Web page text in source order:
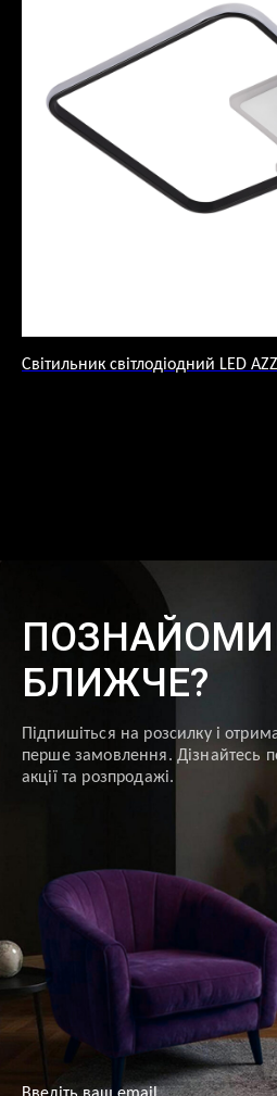
Світильник світлодіодний LED
БЛИЖЧЕ?
Підпишіться на розсилку і
перше замовлення. Дізнайтесь
акції та розпродажі.